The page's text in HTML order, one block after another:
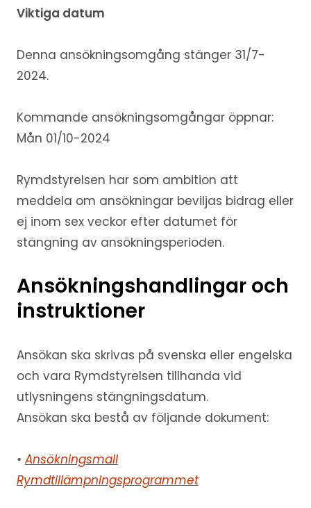
Viktiga datum
Denna ansökningsomgång stänger 31/7-
2024.
Kommande ansökningsomgångar öppnar:
Mån 01/10-2024
Rymdstyrelsen har som ambition att
meddela om ansökningar beviljas bidrag eller
ej inom sex veckor efter datumet för
stängning av ansökningsperioden.
Ansökningshandlingar och
instruktioner
Ansökan ska skrivas på svenska eller engelska
och vara Rymdstyrelsen tillhanda vid
utlysningens stängningsdatum.
Ansökan ska bestå av följande dokument:
•Ansökningsmall
Rymdtillämpningsprogrammet